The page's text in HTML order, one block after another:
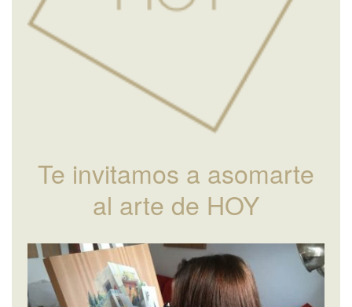
Te invitamos a asomarte
al arte de HOY